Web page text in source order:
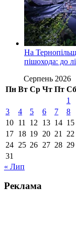
На
пішохода: до
Серпень 2026
Пн Вт Ср Чт Пт Сб
1
3
4 5 6 7 8
10 11 12 13 14 15
17 18 19 20 21 22
24 25 26 27 28 29
31
« Лип
Реклама